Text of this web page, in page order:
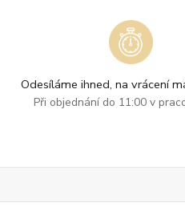
Odesíláme ihned, na vrácení
Při objednání do 11:00 v